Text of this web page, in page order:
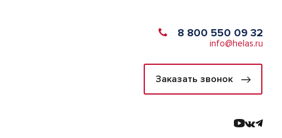
8 800 550 09 32
info@helas.ru
Заказать звонок